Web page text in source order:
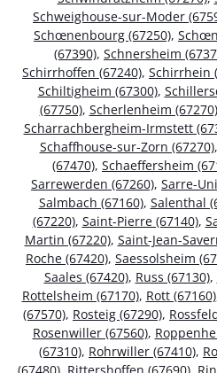
Schweighouse-sur-Moder
Schœnenbourg (67250),
(67390), Schnersheim
Schirrhoffen (67240), Schirrhein
Schiltigheim (67300),
(67750), Scherlenheim (67270)
Scharrachbergheim-Irmstett
Schaffhouse-sur-Zorn (67270),
(67470), Schaeffersheim
Sarrewerden (67260), Sarre-
Salmbach (67160), Salenthal
(67220), Saint-Pierre (67140),
Martin (67220), Saint-Jean-
Roche (67420), Saessolsheim
Saales (67420), Russ (67130),
Rottelsheim (67170), Rott (67160)
(67570), Rosteig (67290),
Rosenwiller (67560),
(67310), Rohrwiller (67410),